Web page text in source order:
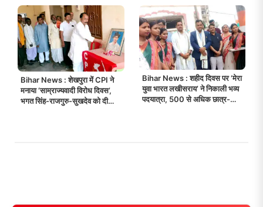
Bihar News : शेखपुरा में CPI ने
मनाया ‘साम्राज्यवादी विरोध दिवस’,
भगत सिंह-राजगुरु-सुखदेव को दी
Bihar News : शहीद दिवस पर ‘मेरा
युवा भारत लखीसराय’ ने निकाली भव्य
पदयात्रा, 500 से अधिक छात्र-